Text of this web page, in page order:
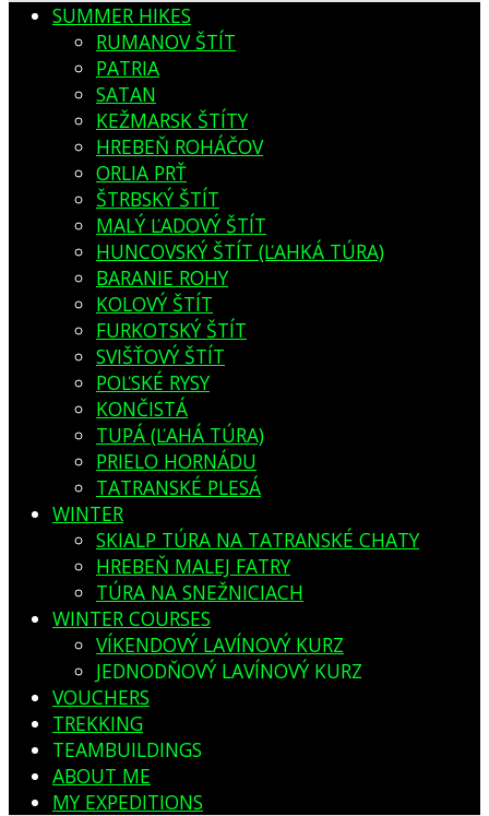
SUMMER HIKES
RUMANOV ŠTÍT
PATRIA
SATAN
KEŽMARSK ŠTÍTY
HREBEŇ ROHÁČOV
ORLIA PRŤ
ŠTRBSKÝ ŠTÍT
MALÝ ĽADOVÝ ŠTÍT
HUNCOVSKÝ ŠTÍT (ĽAHKÁ TÚRA)
BARANIE ROHY
KOLOVÝ ŠTÍT
FURKOTSKÝ ŠTÍT
SVIŠŤOVÝ ŠTÍT
POĽSKÉ RYSY
KONČISTÁ
TUPÁ (ĽAHÁ TÚRA)
PRIELO HORNÁDU
TATRANSKÉ PLESÁ
WINTER
SKIALP TÚRA NA TATRANSKÉ CHATY
HREBEŇ MALEJ FATRY
TÚRA NA SNEŽNICIACH
WINTER COURSES
VÍKENDOVÝ LAVÍNOVÝ KURZ
JEDNODŇOVÝ LAVÍNOVÝ KURZ
VOUCHERS
TREKKING
TEAMBUILDINGS
ABOUT ME
MY EXPEDITIONS